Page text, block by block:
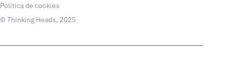
Política de cookies
© Thinking Heads, 2025